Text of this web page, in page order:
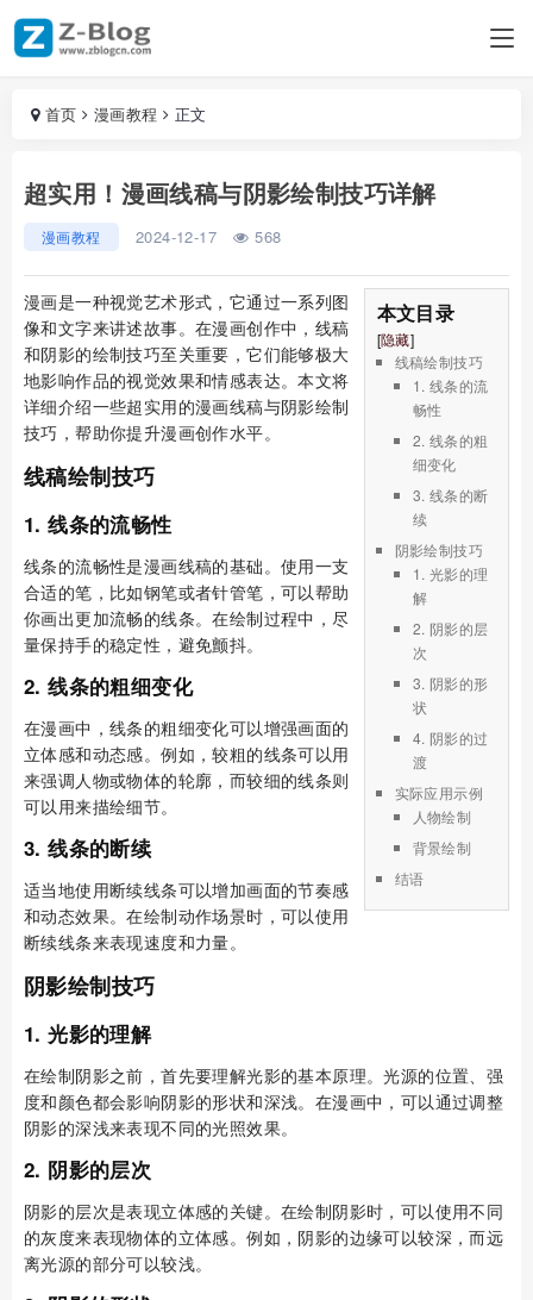
首页 漫画教程 正文
超实用！漫画线稿与阴影绘制技巧详解
漫画教程 2024-12-17 568
本文目录
[隐藏]
线稿绘制技巧
1. 线条的流
畅性
2. 线条的粗
细变化
3. 线条的断
续
阴影绘制技巧
1. 光影的理
解
2. 阴影的层
次
3. 阴影的形
状
4. 阴影的过
渡
实际应用示例
人物绘制
背景绘制
结语
漫画是一种视觉艺术形式，它通过一系列图
像和文字来讲述故事。在漫画创作中，线稿
和阴影的绘制技巧至关重要，它们能够极大
地影响作品的视觉效果和情感表达。本文将
详细介绍一些超实用的漫画线稿与阴影绘制
技巧，帮助你提升漫画创作水平。
线稿绘制技巧
1. 线条的流畅性
线条的流畅性是漫画线稿的基础。使用一支
合适的笔，比如钢笔或者针管笔，可以帮助
你画出更加流畅的线条。在绘制过程中，尽
量保持手的稳定性，避免颤抖。
2. 线条的粗细变化
在漫画中，线条的粗细变化可以增强画面的
立体感和动态感。例如，较粗的线条可以用
来强调人物或物体的轮廓，而较细的线条则
可以用来描绘细节。
3. 线条的断续
适当地使用断续线条可以增加画面的节奏感
和动态效果。在绘制动作场景时，可以使用
断续线条来表现速度和力量。
阴影绘制技巧
1. 光影的理解
在绘制阴影之前，首先要理解光影的基本原理。光源的位置、强
度和颜色都会影响阴影的形状和深浅。在漫画中，可以通过调整
阴影的深浅来表现不同的光照效果。
2. 阴影的层次
阴影的层次是表现立体感的关键。在绘制阴影时，可以使用不同
的灰度来表现物体的立体感。例如，阴影的边缘可以较深，而远
离光源的部分可以较浅。